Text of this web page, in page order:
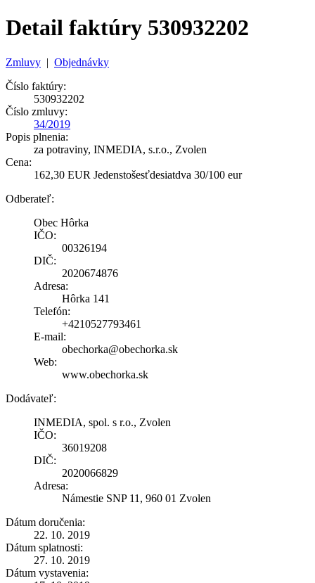
Detail faktúry 530932202
Zmluvy | Objednávky
Číslo faktúry:
530932202
Číslo zmluvy:
34/2019
Popis plnenia:
za potraviny, INMEDIA, s.r.o., Zvolen
Cena:
162,30 EUR Jedenstošesťdesiatdva 30/100 eur
Odberateľ:
Obec Hôrka
IČO:
00326194
DIČ:
2020674876
Adresa:
Hôrka 141
Telefón:
+4210527793461
E-mail:
obechorka@obechorka.sk
Web:
www.obechorka.sk
Dodávateľ:
INMEDIA, spol. s r.o., Zvolen
IČO:
36019208
DIČ:
2020066829
Adresa:
Námestie SNP 11, 960 01 Zvolen
Dátum doručenia:
22. 10. 2019
Dátum splatnosti:
27. 10. 2019
Dátum vystavenia: